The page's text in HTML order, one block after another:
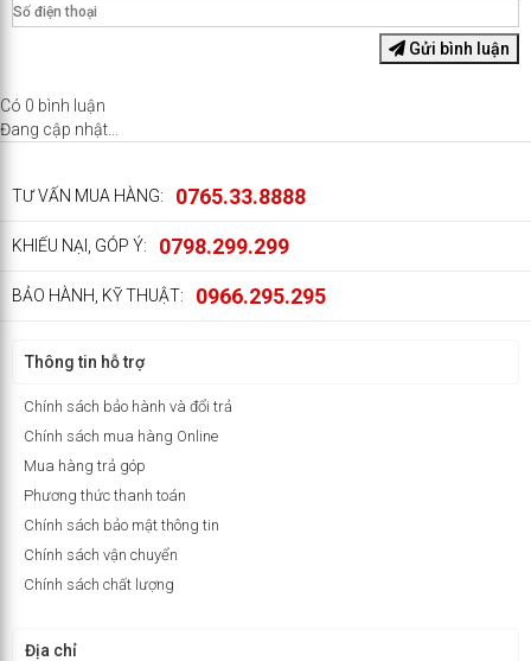
Gửi bình luận
Có 0 bình luận
Đang cập nhật...
TƯ VẤN MUA HÀNG: 0765.33.8888
KHIẾU NẠI, GÓP Ý: 0798.299.299
BẢO HÀNH, KỸ THUẬT: 0966.295.295
Thông tin hỗ trợ
Chính sách bảo hành và đổi trả
Chính sách mua hàng Online
Mua hàng trả góp
Phương thức thanh toán
Chính sách bảo mật thông tin
Chính sách vận chuyển
Chính sách chất lượng
Địa chỉ